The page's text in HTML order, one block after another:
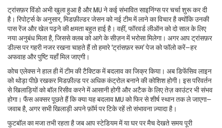
ट्रांसफ़र विंडो अभी खुला हुआ है और MU ने कई संभावित साइनिंग्स पर चर्चा शुरू कर दी
है। रिपोर्ट्स के अनुसार, मिडफ़ील्डर जेसन को नई टीम में लाने का विचार है क्योंकि उनकी
पास रेंज और खेल पढ़ने की क्षमता बहुत हाई है। वहीं, फॉरवर्ड लीऑन को दो साल के लिए
नया अनुबंध मिला है, जिससे क्लब को आगे के सीज़न में भरोसा मिलेगा। अगर आप ट्रांसफ़र
डील्स पर गहरी नजर रखना चाहते हैं तो हमारे ‘ट्रांसफ़र रूम’ पेज को फॉलो करें—हर
अफवाह और पुष्टि यहाँ मिल जाएगी।
कोच एलेक्स ने हाल ही में टीम की टैक्टिक में बदलाव का जिक्र किया। अब डिफेंसिव लाइन
को थोड़ा पीछे रखकर मिडफ़ील्ड पर अधिक कंट्रोल बनाने की कोशिश होगी। इस परिवर्तन
से खिलाड़ियों को बॉल रिसीव करने में आसानी होगी और अटैक के लिए तेज़ काउंटर भी संभव
होगा। फैंस अक्सर पूछते हैं कि क्या यह बदलाव MU को फिर से शीर्ष स्थान तक ले जाएगा—
जवाब है, अगर सभी खिलाड़ी अपने फ़ॉर्म पर टिके रहें तो संभावना ज़्यादा है।
फुटबॉल का मजा तभी रहता है जब आप स्टेडियम में या घर पर मैच देखते समय पूरी